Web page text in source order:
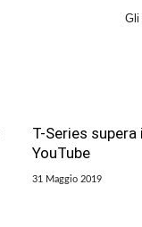
Gli
T-Series
YouTube
31 Maggio 2019